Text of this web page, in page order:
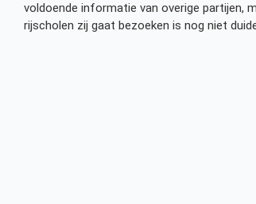
voldoende informatie van overige partijen,
rijscholen zij gaat bezoeken is nog niet